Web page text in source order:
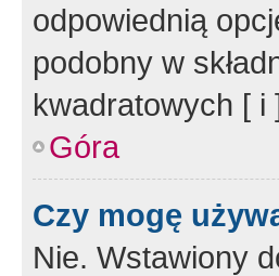
odpowiednią
podobny w
kwadratowych [ i
Góra
Czy mogę
Nie. Wstawiony